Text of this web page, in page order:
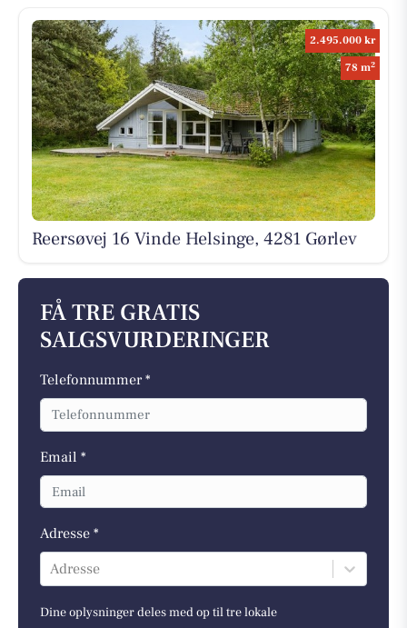
2.495.000 kr
78 m2
Reersøvej 16 Vinde Helsinge, 4281 Gørlev
FÅ TRE GRATIS
SALGSVURDERINGER
Telefonnummer *
Email *
Adresse *
Adresse
Dine oplysninger deles med op til tre lokale